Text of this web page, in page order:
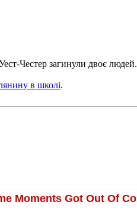
Честер загинули двоє людей.
в школі.